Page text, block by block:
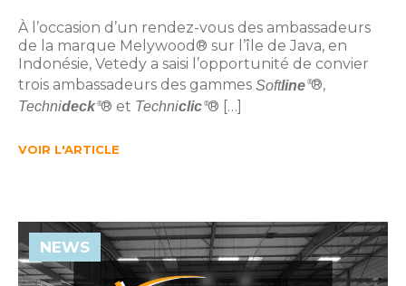
À l’occasion d’un rendez-vous des ambassadeurs
de la marque Melywood® sur l’île de Java, en
Indonésie, Vetedy a saisi l’opportunité de convier
trois ambassadeurs des gammes Softline ®®,
Technideck ®® et Techniclic ®® […]
VOIR L'ARTICLE
NEWS